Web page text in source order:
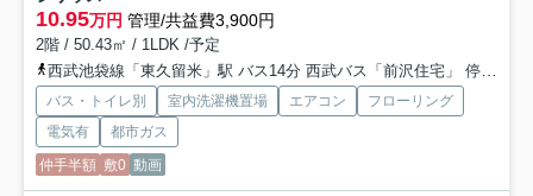
10.95万円 管理/共益費3,900円
2階 / 50.43㎡ / 1LDK /予定
西武池袋線「東久留米」駅 バス14分 西武バス「前沢住宅」 停歩7分
バス・トイレ別 室内洗濯機置場 エアコン
フローリング
電気有
都市ガス
仲手半額 敷0 動画